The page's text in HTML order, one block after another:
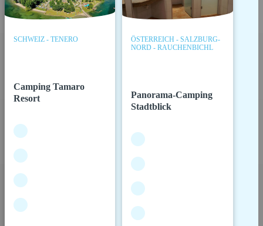
SCHWEIZ - TENERO
Camping Tamaro
Resort
ÖSTERREICH - SALZBURG-
NORD - RAUCHENBICHL
Panorama-Camping
Stadtblick